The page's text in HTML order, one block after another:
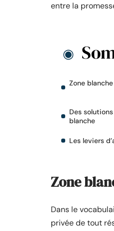
entre la
Zone
Des
blanche
Les leviers
Zone
Dans le
privée de tout